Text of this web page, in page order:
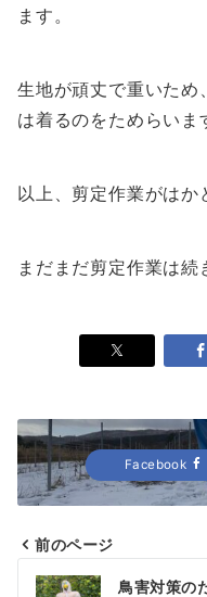
ます。
生地が頑丈で重いため
は着るのをためらいま
以上、剪定作業がはか
まだまだ剪定作業は続
Facebook
投
前のページ
鳥害対策の